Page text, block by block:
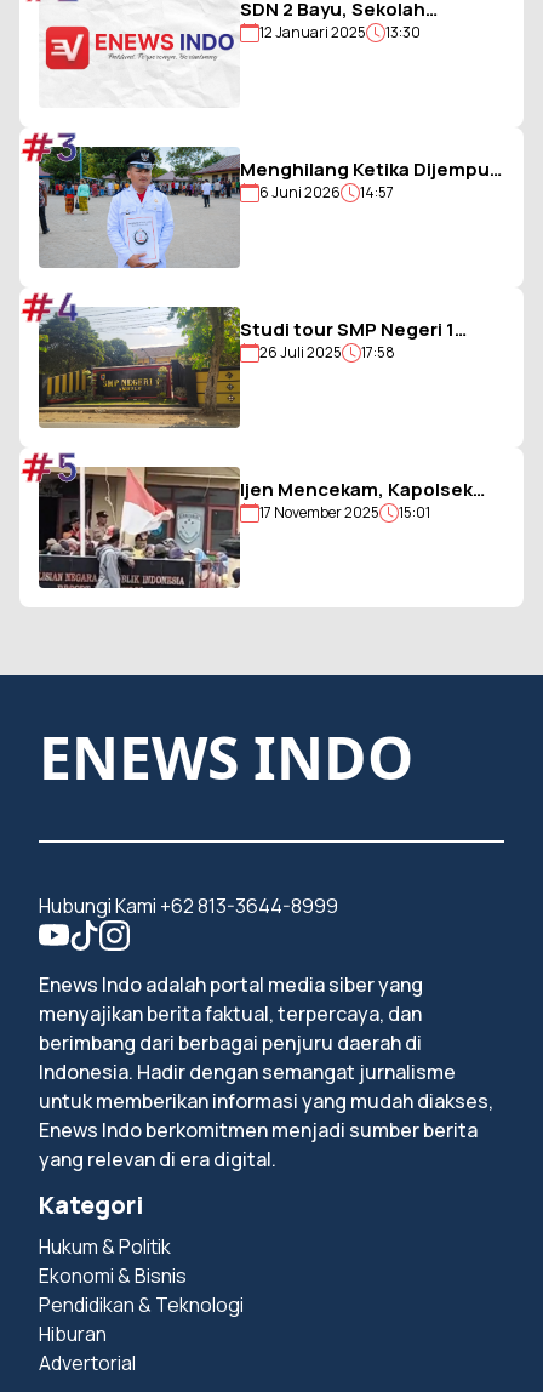
SDN 2 Bayu, Sekolah
Berjargon Guru 5G yang
12 Januari 2025 13:30
Menghilang Ketika Dijemput
Paksa Polisi, Kades Balohao
6 Juni 2026 14:57
#3
Studi tour SMP Negeri 1
Ambulu Gagal, Uang Iuran
26 Juli 2025 17:58
#4
Ijen Mencekam, Kapolsek
Sempol Disandera, Bendera
17 November 2025 15:01
#5
ENEWS INDO
Hubungi Kami +62 813-3644-8999
Enews Indo adalah portal media siber yang
menyajikan berita faktual, terpercaya, dan
berimbang dari berbagai penjuru daerah di
Indonesia. Hadir dengan semangat jurnalisme
untuk memberikan informasi yang mudah diakses,
Enews Indo berkomitmen menjadi sumber berita
yang relevan di era digital.
Kategori
Hukum & Politik
Ekonomi & Bisnis
Pendidikan & Teknologi
Hiburan
Advertorial